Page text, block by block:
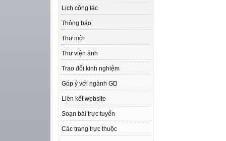
Lịch công tác
Thông báo
Thư mời
Thư viện ảnh
Trao đổi kinh nghiệm
Góp ý với ngành GD
Liên kết website
Soạn bài trực tuyến
Các trang trực thuộc